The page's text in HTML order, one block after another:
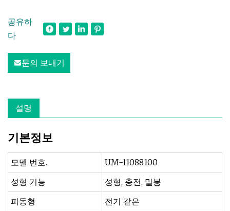
공유하
다
문의 보내기
설명
기본정보
모델 번호.
UM-11088100
성형 기능
성형, 충전, 밀봉
피동형
전기 같은